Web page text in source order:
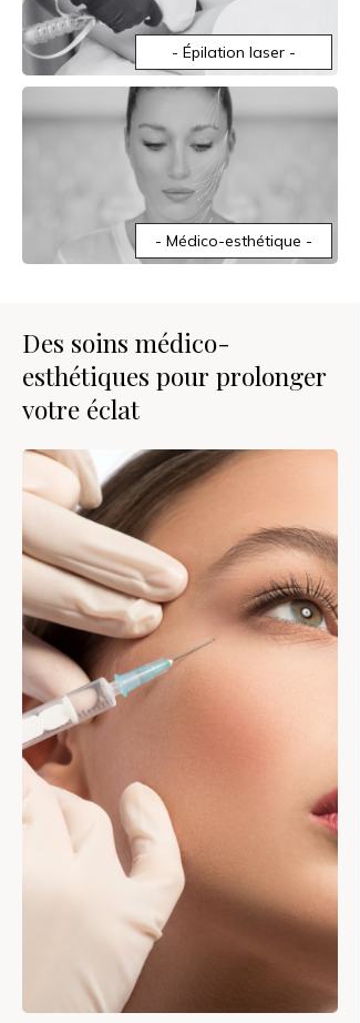
- Épilation laser -
- Médico-esthétique -
Des soins médico-
esthétiques pour prolonger
votre éclat